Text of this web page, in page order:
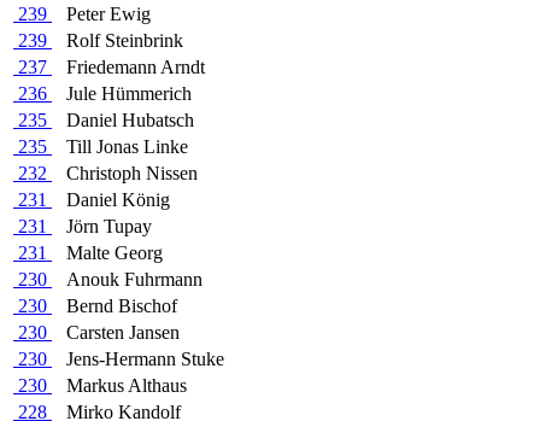
239
Peter Ewig
239
Rolf Steinbrink
237
Friedemann Arndt
236
Jule Hümmerich
235
Daniel Hubatsch
235
Till Jonas Linke
232
Christoph Nissen
231
Daniel König
231
Jörn Tupay
231
Malte Georg
230
Anouk Fuhrmann
230
Bernd Bischof
230
Carsten Jansen
230
Jens-Hermann Stuke
230
Markus Althaus
228
Mirko Kandolf